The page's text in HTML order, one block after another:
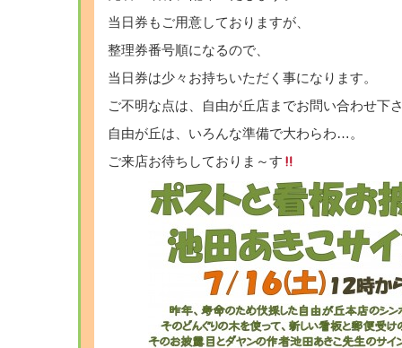
当日券もご用意しておりますが、
整理券番号順になるので、
当日券は少々お持ちいただく事になります。
ご不明な点は、自由が丘店までお問い合わせ下
自由が丘は、いろんな準備で大わらわ…。
ご来店お待ちしておりま～す